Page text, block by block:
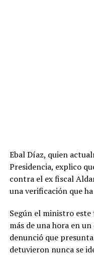
Ebal Díaz, quien
Presidencia, explico
contra el ex fiscal
una verificación que
Según el ministro
más de una hora en
denunció que
detuvieron nunca se